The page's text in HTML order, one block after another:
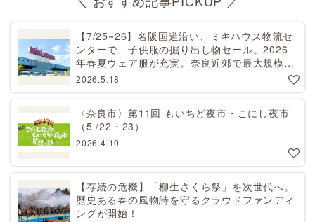
【7/25~26】名阪国道沿い、ミキハウス物流セ
ンターで、子供服の掘り出し物セール。2026
年春夏ウェア服が充実。奈良近郊で最大規模！
天理から27分[PR]
2026.5.18
〈奈良市〉第11回 もいちど夜市・こにし夜市
（5 /22・23）
2026.4.10
【存続の危機】「柳生さくら祭」を次世代へ。
歴史ある春の風物詩を守るクラウドファンディ
ングが開始！